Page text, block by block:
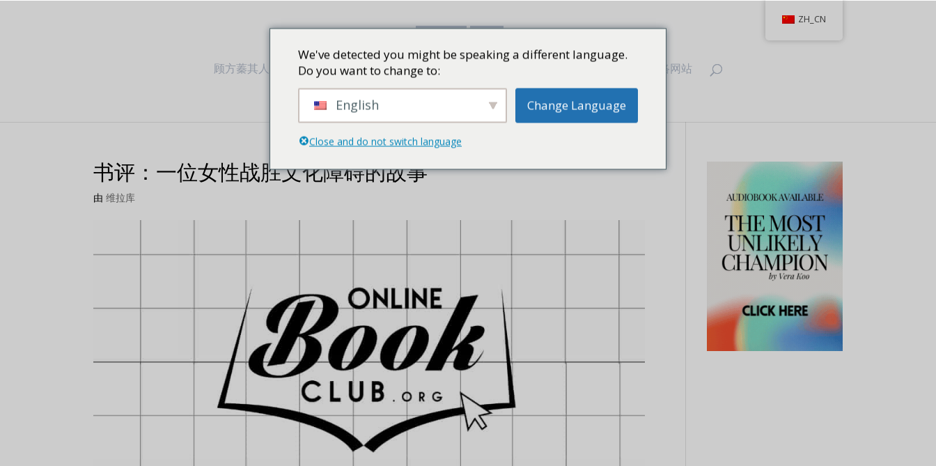
顾方蓁其人其事 书评 视频 联络网站
书评：一位女性战胜文化障碍的故事
由维拉库
ZH_CN
We've detected you might be speaking a different language.
Do you want to change to:
English Change Language
Close and do not switch language